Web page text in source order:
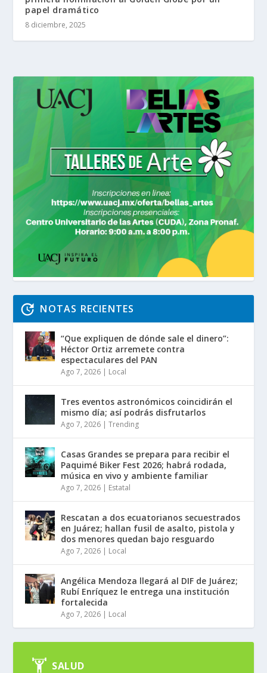
papel dramático
8 diciembre, 2025
NOTAS RECIENTES
“Que expliquen de dónde sale el dinero”:
Héctor Ortiz arremete contra
espectaculares del PAN
Ago 7, 2026 | Local
Tres eventos astronómicos coincidirán el
mismo día; así podrás disfrutarlos
Ago 7, 2026 |Trending
Casas Grandes se prepara para recibir el
Paquimé Biker Fest 2026; habrá rodada,
música en vivo y ambiente familiar
Ago 7, 2026 | Estatal
Rescatan a dos ecuatorianos secuestrados
en Juárez; hallan fusil de asalto, pistola y
dos menores quedan bajo resguardo
Ago 7, 2026 | Local
Angélica Mendoza llegará al DIF de Juárez;
Rubí Enríquez le entrega una institución
fortalecida
Ago 7, 2026 | Local
SALUD